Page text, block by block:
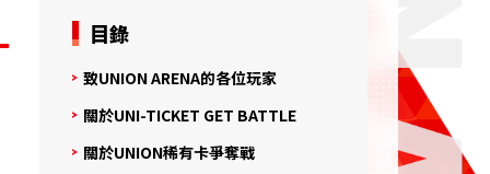
目錄
致UNION ARENA的各位玩家
關於UNI-TICKET GET BATTLE
關於UNION稀有卡爭奪戰